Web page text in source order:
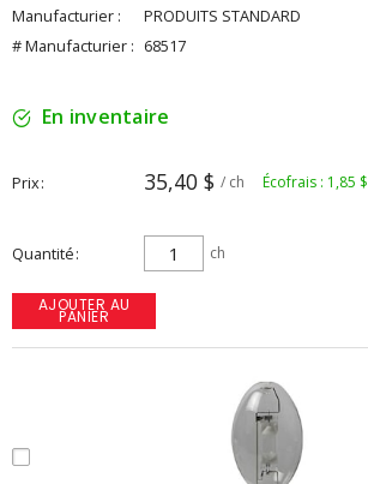
Manufacturier :
PRODUITS STANDARD
# Manufacturier : 68517
En inventaire
Prix 35,40 $ / ch Écofrais : 1,85 $
Quantité ch
AJOUTER AU
PANIER